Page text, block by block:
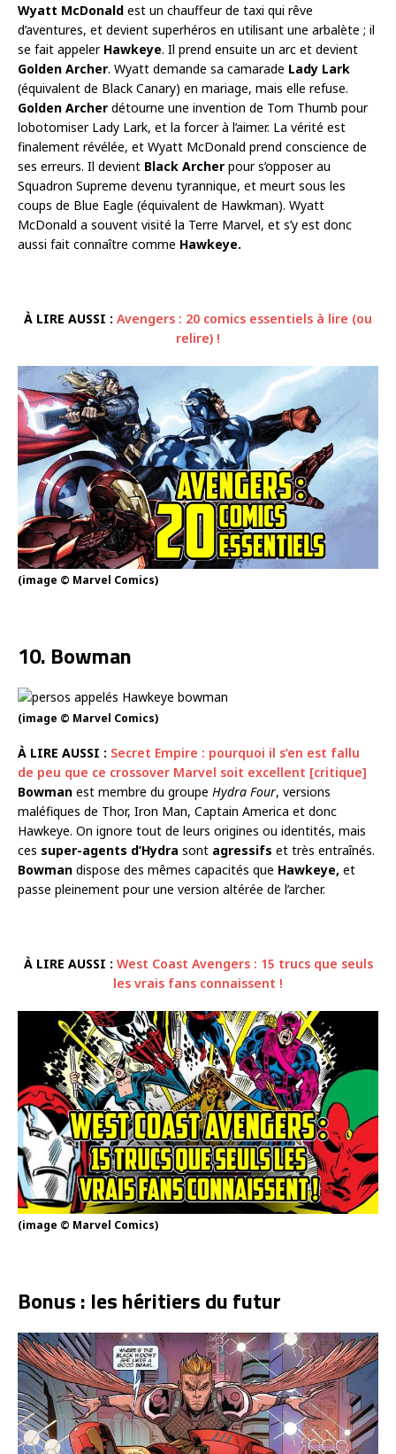
Wyatt McDonald est un chauffeur de taxi qui rêve
d’aventures, et devient superhéros en utilisant une arbalète ; il
se fait appeler Hawkeye. Il prend ensuite un arc et devient
Golden Archer. Wyatt demande sa camarade Lady Lark
(équivalent de Black Canary) en mariage, mais elle refuse.
Golden Archer détourne une invention de Tom Thumb pour
lobotomiser Lady Lark, et la forcer à l’aimer. La vérité est
finalement révélée, et Wyatt McDonald prend conscience de
ses erreurs. Il devient Black Archer pour s’opposer au
Squadron Supreme devenu tyrannique, et meurt sous les
coups de Blue Eagle (équivalent de Hawkman). Wyatt
McDonald a souvent visité la Terre Marvel, et s’y est donc
aussi fait connaître comme Hawkeye.
À LIRE AUSSI : Avengers : 20 comics essentiels à lire (ou
relire) !
(image © Marvel Comics)
10. Bowman
(image © Marvel Comics)
À LIRE AUSSI : Secret Empire : pourquoi il s’en est fallu
de peu que ce crossover Marvel soit excellent [critique]
Bowman est membre du groupe Hydra Four, versions
maléfiques de Thor, Iron Man, Captain America et donc
Hawkeye. On ignore tout de leurs origines ou identités, mais
ces super-agents d’Hydra sont agressifs et très entraînés.
Bowman dispose des mêmes capacités que Hawkeye, et
passe pleinement pour une version altérée de l’archer.
À LIRE AUSSI : West Coast Avengers : 15 trucs que seuls
les vrais fans connaissent !
(image © Marvel Comics)
Bonus : les héritiers du futur